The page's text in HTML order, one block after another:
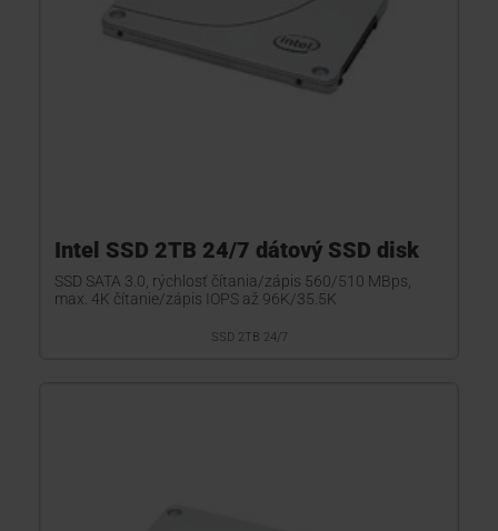
Intel SSD 2TB 24/7 dátový SSD disk
SSD SATA 3.0, rýchlosť čítania/zápis 560/510 MBps,
max. 4K čítanie/zápis IOPS až 96K/35.5K
SSD 2TB 24/7